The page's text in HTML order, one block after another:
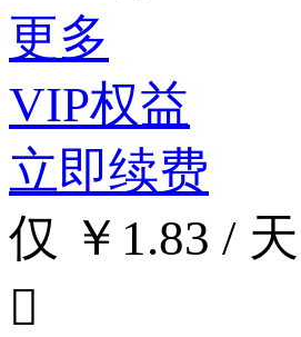
更多
VIP权益
立即续费
仅 ￥1.83 / 天
